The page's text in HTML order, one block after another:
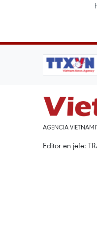
AGENCIA
Editor en jefe: